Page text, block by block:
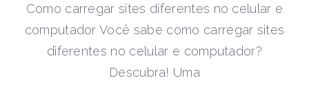
Como carregar sites diferentes no celular e
computador Você sabe como carregar sites
diferentes no celular e computador?
Descubra! Uma